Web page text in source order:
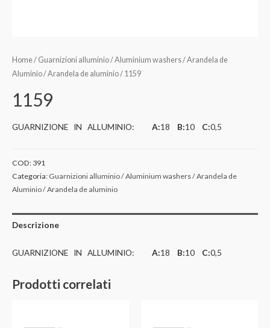
Home/ Guarnizioni alluminio / Aluminium washers / Arandela de
Aluminio / Arandela de aluminio/ 1159
1159
GUARNIZIONE IN ALLUMINIO: A:18 B:10 C:0,5
COD: 391
Categoria: Guarnizioni alluminio / Aluminium washers / Arandela de
Aluminio / Arandela de aluminio
Descrizione
GUARNIZIONE IN ALLUMINIO: A:18 B:10 C:0,5
Prodotti correlati